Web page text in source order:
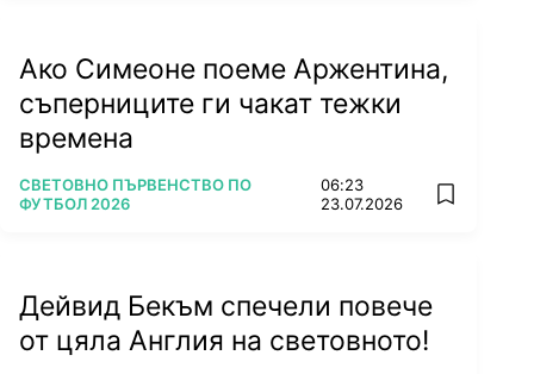
Ако Симеоне поеме Аржентина,
съперниците ги чакат тежки
времена
ПОВЕЧЕ ОТ
СВЕТОВНО ПЪРВЕНСТВО ПО
ФУТБОЛ 2026
06:23
23.07.2026
add
Дейвид Бекъм спечели повече
от цяла Англия на световното!